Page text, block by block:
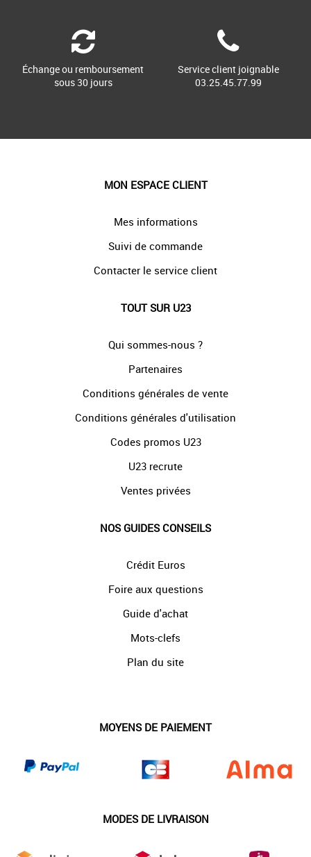
Échange ou remboursement
sous 30 jours
Service client joignable
03.25.45.77.99
MON ESPACE CLIENT
Mes informations
Suivi de commande
Contacter le service client
TOUT SUR U23
Qui sommes-nous ?
Partenaires
Conditions générales de vente
Conditions générales d'utilisation
Codes promos U23
U23 recrute
Ventes privées
NOS GUIDES CONSEILS
Crédit Euros
Foire aux questions
Guide d'achat
Mots-clefs
Plan du site
MOYENS DE PAIEMENT
MODES DE LIVRAISON